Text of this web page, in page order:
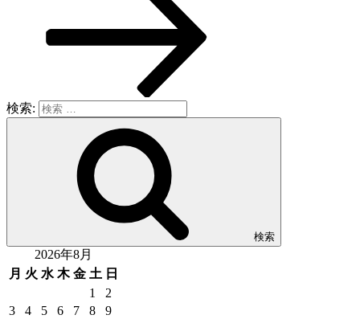
検索:
検索
2026年8月
月 火 水 木 金 土 日
1
2
3
4 5 6 7 8
9